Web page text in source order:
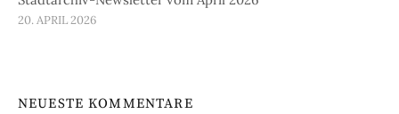
20. APRIL 2026
NEUESTE KOMMENTARE